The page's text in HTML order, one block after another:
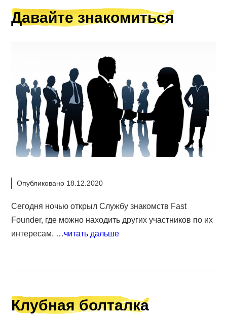
Давайте знакомиться
Опубликовано 18.12.2020
Сегодня ночью открыл Службу знакомств Fast
Founder, где можно находить других участников по их
интересам. …читать дальше
Клубная болталка